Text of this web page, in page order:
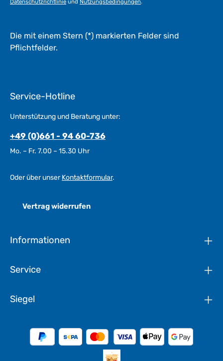
Datenschutzrichtlinie und Nutzungsbedingungen.
Die mit einem Stern (*) markierten Felder sind
Pflichtfelder.
Service-Hotline
Unterstützung und Beratung unter:
+49 (0)661 - 94 60-736
Mo. – Fr. 7.00 – 15.30 Uhr
Oder über unserKontaktformular.
Vertrag widerrufen
Informationen
Service
Siegel